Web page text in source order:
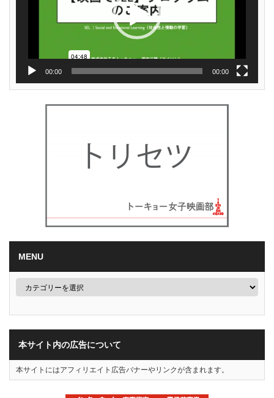
00:00 00:00
MENU
本サイト内の広告について
本サイトにはアフィリエイト広告バナーやリンクが含まれます。